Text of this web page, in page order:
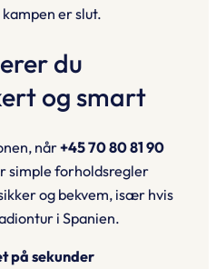
er slut.
du
og smart
når+45 70 80 81 90
simple forholdsregler
og bekvem, især hvis
i Spanien.
på sekunder